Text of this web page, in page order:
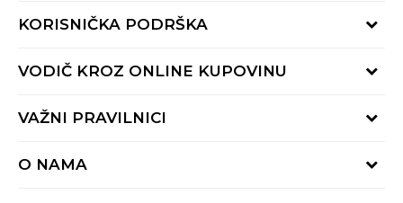
KORISNIČKA PODRŠKA
Provjeri status porudžbine
Radno vrijeme 9-16h
VODIČ KROZ ONLINE KUPOVINU
Načini isporuke
Reklamacije
VAŽNI PRAVILNICI
O NAMA